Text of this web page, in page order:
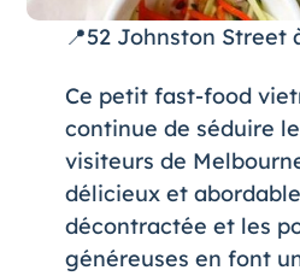
📍52 Johnston Street
Ce petit fast-food
continue de séduire
visiteurs de
délicieux et
décontractée et les
généreuses en font